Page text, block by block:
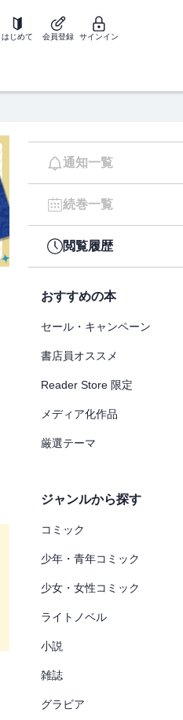
はじめて 会員登録 サインイン
通知一覧
続巻一覧
閲覧履歴
おすすめの本
セール・キャンペーン
書店員オススメ
Reader Store 限定
メディア化作品
厳選テーマ
ジャンルから探す
コミック
少年・青年コミック
少女・女性コミック
ライトノベル
小説
雑誌
グラビア